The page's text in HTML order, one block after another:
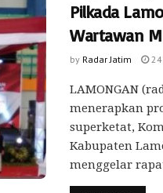
Pilkada
Wartawan
by Radar Jatim 24
LAMONGAN
menerapkan
superketat,
Kabupaten
menggelar